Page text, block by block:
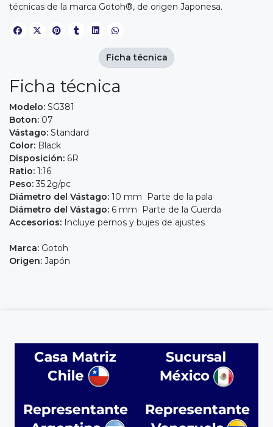
técnicas de la marca Gotoh®, de origen Japonesa.
Ficha técnica
Modelo: SG381
Boton: 07
Vástago: Standard
Color: Black
Disposición: 6R
Ratio: 1:16
Peso:35.2g/pc
Diámetro del Vástago: 10 mm Parte de la pala
Diámetro del Vástago: 6 mm Parte de la Cuerda
Accesorios: Incluye pernos y bujes de ajustes
Marca: Gotoh
Origen: Japón
Ficha técnica